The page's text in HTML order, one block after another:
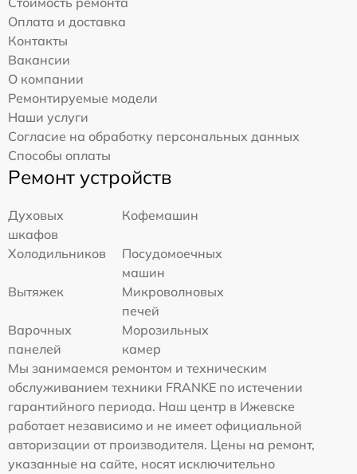
Оплата и доставка
Контакты
Вакансии
О компании
Ремонтируемые модели
Наши услуги
Согласие на обработку персональных данных
Способы оплаты
Ремонт устройств
Духовых
шкафов
Кофемашин
Холодильников
Посудомоечных
машин
Вытяжек
Микроволновых
печей
Варочных
панелей
Морозильных
камер
Мы занимаемся ремонтом и техническим
обслуживанием техники FRANKE по истечении
гарантийного периода. Наш центр в Ижевске
работает независимо и не имеет официальной
авторизации от производителя. Цены на ремонт,
указанные на сайте, носят исключительно